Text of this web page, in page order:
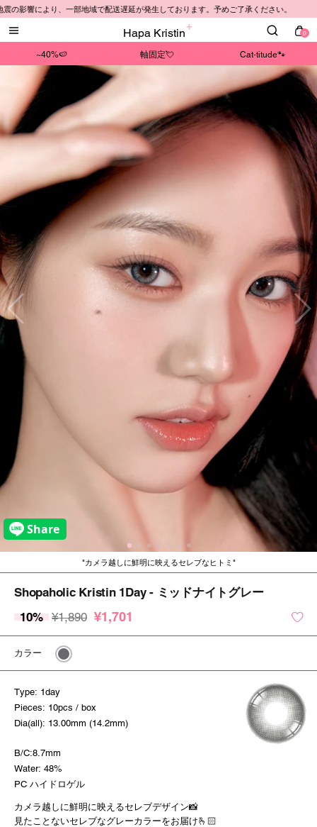
Hapa Kristin 0
~40%🍉 軸固定💘 Cat-titude🐾
部地域で配送遅延が発生しております。予めご了承ください。
カメラ越しに鮮明に映えるセレブなヒトミ
Shopaholic Kristin 1Day - ミッドナイトグレー
10% ¥1,890 ¥1,701
カラー
Type: 1day
Pieces: 10pcs / box
Dia(all): 13.00mm (14.2mm)
B/C:8.7mm
Water: 48%
PC ハイドロゲル
カメラ越しに鮮明に映えるセレブデザイン📸
見たことないセレブなグレーカラーをお届け🫰🏻